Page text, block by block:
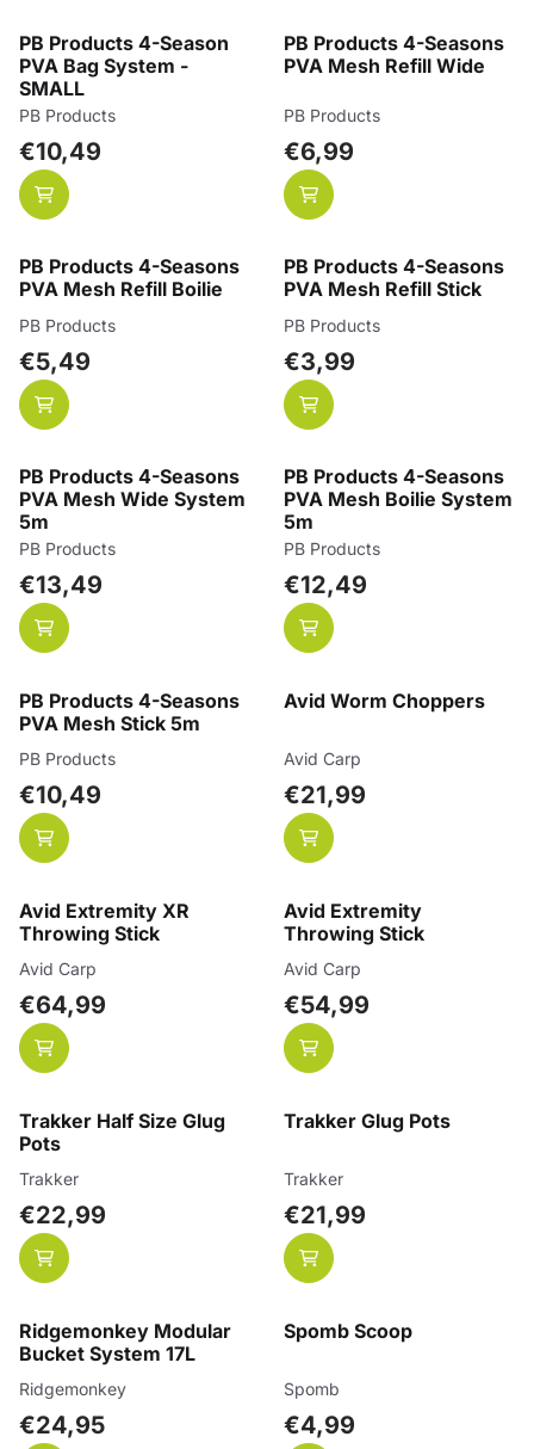
PB Products 4-Season
PVA Bag System -
SMALL
Merk:
PB Products
Prijs: 10,49
€10,49
PB Products 4-Seasons
PVA Mesh Refill Wide
Merk:
PB Products
Prijs: 6,99
€6,99
PB Products 4-Seasons
PVA Mesh Refill Boilie
Merk:
PB Products
Prijs: 5,49
€5,49
PB Products 4-Seasons
PVA Mesh Refill Stick
Merk:
PB Products
Prijs: 3,99
€3,99
PB Products 4-Seasons
PVA Mesh Wide System
5m
Merk:
PB Products
Prijs: 13,49
€13,49
PB Products 4-Seasons
PVA Mesh Boilie System
5m
Merk:
PB Products
Prijs: 12,49
€12,49
PB Products 4-Seasons
PVA Mesh Stick 5m
Merk:
PB Products
Prijs: 10,49
€10,49
Avid Worm Choppers
Merk:
Avid Carp
Prijs: 21,99
€21,99
Avid Extremity XR
Throwing Stick
Merk:
Avid Carp
Prijs: 64,99
€64,99
Avid Extremity
Throwing Stick
Merk:
Avid Carp
Prijs: 54,99
€54,99
Trakker Half Size Glug
Pots
Merk:
Trakker
Prijs: 22,99
€22,99
Trakker Glug Pots
Merk:
Trakker
Prijs: 21,99
€21,99
Ridgemonkey Modular
Bucket System 17L
Merk:
Ridgemonkey
Prijs: 24,95
€24,95
Spomb Scoop
Merk:
Spomb
Prijs: 4,99
€4,99